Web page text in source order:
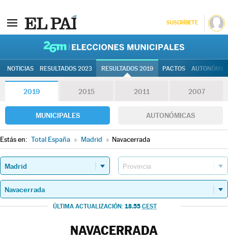
SUSCRÍBETE
NOTICIAS RESULTADOS 2023 RESULTADOS 2019 PACTOS
2019 2015 2011 2007
MUNICIPALES AUTONÓMICAS
Estás en: Total España » Madrid » Navacerrada
ÚLTIMA ACTUALIZACIÓN: 18.55 CEST
NAVACERRADA